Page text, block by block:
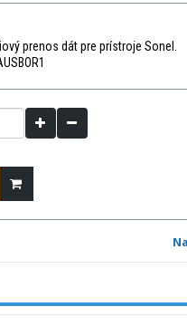
prenos dát pre prístroje Sonel.